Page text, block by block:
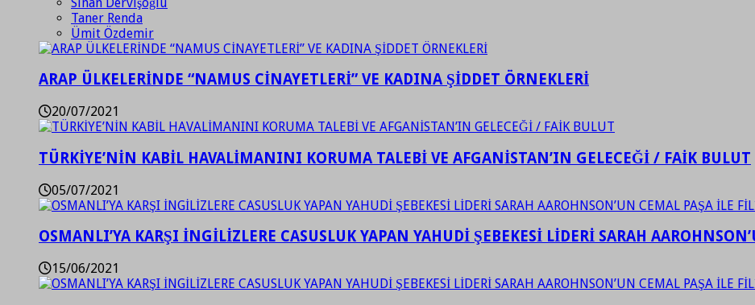
Taner Renda
Ümit Özdemir
ARAP ÜLKELERİNDE “NAMUS CİNAYETLERİ” VE KADINA ŞİDDET ÖRNEKLERİ
20/07/2021
TÜRKİYE’NİN KABİL HAVALİMANINI KORUMA TALEBİ VE AFGANİSTAN’IN GELECEĞİ / FAİK BULUT
05/07/2021
OSMANLI’YA KARŞI İNGİLİZLERE CASUSLUK YAPAN YAHUDİ ŞEBEKESİ LİDERİ SARAH
15/06/2021